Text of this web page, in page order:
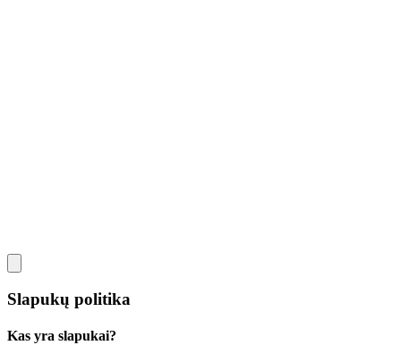
Slapukų politika
Kas yra slapukai?